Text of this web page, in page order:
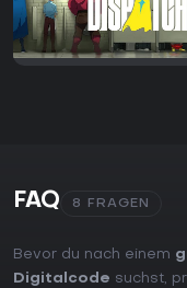
FAQ 8 FRAGEN
Bevor du nach einem
Digitalcode suchst,